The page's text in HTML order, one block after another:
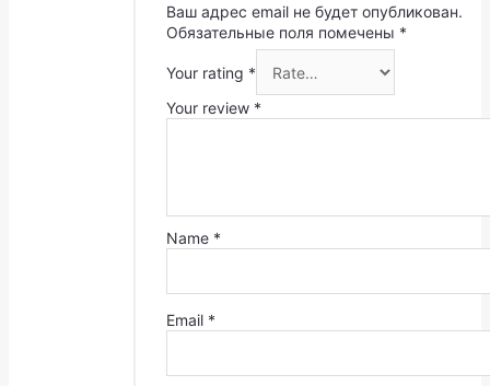
Ваш адрес email не будет опубликован.
Обязательные поля помечены *
Your rating *
Your review *
Name *
Email *